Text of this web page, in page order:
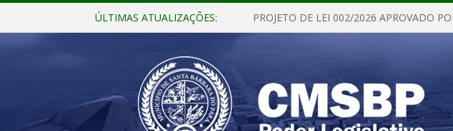
ÚLTIMAS ATUALIZAÇÕES: